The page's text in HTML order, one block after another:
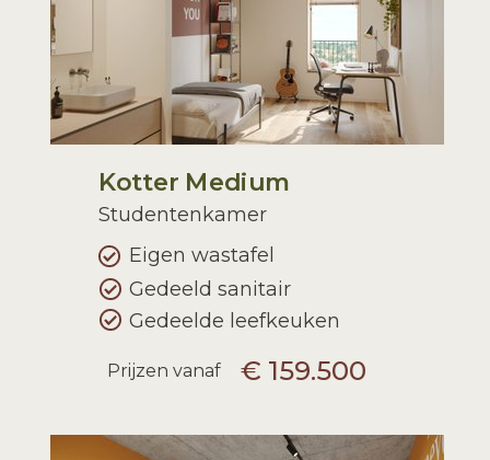
Kotter Medium
Studentenkamer
Prijzen vanaf € 159.500
Eigen wastafel
Gedeeld sanitair
Gedeelde leefkeuken